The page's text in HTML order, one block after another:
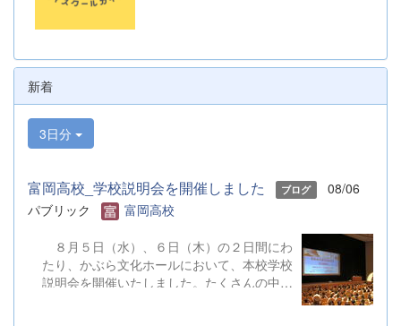
新着
3日分
富岡高校_学校説明会を開催しました ブログ
08/06
パブリック
富岡高校
８月５日（水）、６日（木）の２日間にわ
たり、かぶら文化ホールにおいて、本校学校
説明会を開催いたしました。たくさんの中学